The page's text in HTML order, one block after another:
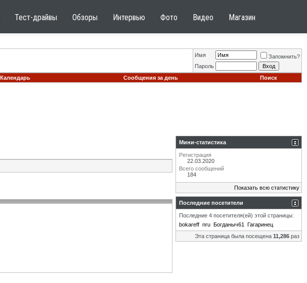
Тест-драйвы Обзоры Интервью Фото Видео Магазин
Имя
Запомнить?
Пароль
Календарь Сообщения за день Поиск
Мини-статистика
Регистрация
22.03.2020
Всего сообщений
184
Показать всю статистику
Последние посетители
Последние 4 посетителя(ей) этой страницы:
bokareff nru Богданыч61
Гагаринец
Эта страница была посещена 11,286 раз